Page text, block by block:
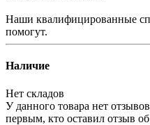
Наши квалифицированные
помогут.
Наличие
Нет складов
У данного товара нет
первым, кто оставил отзыв